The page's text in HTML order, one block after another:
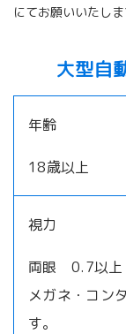
にてお願いいたしま
大型自
年齢
18歳以上
視力
両眼 0.7以
メガネ・コン
す。